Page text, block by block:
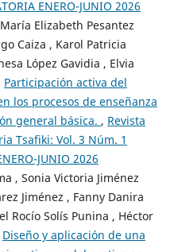
ENERO-JUNIO 2026
Elizabeth Pesantez
Caiza , Karol Patricia
López Gavidia , Elvia
Participación activa del
los procesos de enseñanza
general básica. , Revista
Tsafiki: Vol. 3 Núm. 1
JUNIO 2026
, Sonia Victoria Jiménez
Jiménez , Fanny Danira
Rocío Solís Punina , Héctor
Diseño y aplicación de una